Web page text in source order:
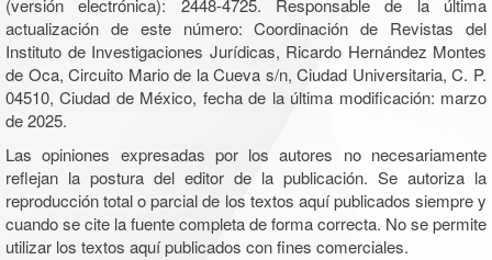
(versión electrónica): 2448-4725. Responsable de la última
actualización de este número: Coordinación de Revistas del
Instituto de Investigaciones Jurídicas, Ricardo Hernández Montes
de Oca, Circuito Mario de la Cueva s/n, Ciudad Universitaria, C. P.
04510, Ciudad de México, fecha de la última modificación: marzo
de 2025.
Las opiniones expresadas por los autores no necesariamente
reflejan la postura del editor de la publicación. Se autoriza la
reproducción total o parcial de los textos aquí publicados siempre y
cuando se cite la fuente completa de forma correcta. No se permite
utilizar los textos aquí publicados con fines comerciales.